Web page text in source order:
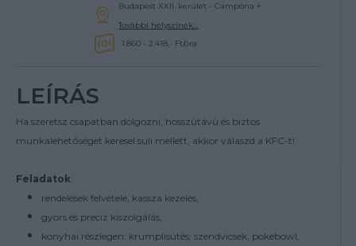
Budapest XXII. kerület - Campona +
További helyszínek...
1.860 - 2.418,- Ft/óra
LEÍRÁS
Ha szeretsz csapatban dolgozni, hosszútávú és biztos
munkalehetőséget keresel suli mellett, akkor válaszd a KFC-t!
Feladatok:
rendelések felvétele, kassza kezelés,
gyors és precíz kiszolgálás,
konyhai részlegen: krumplisütés; szendvicsek, pokebowl,